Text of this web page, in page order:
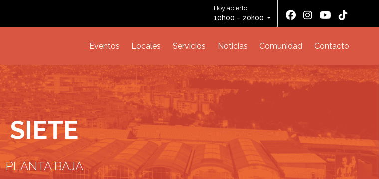
Hoy abierto
10h00 – 20h00
Eventos Locales Servicios Noticias Comunidad Contacto
SIETE
PLANTA BAJA